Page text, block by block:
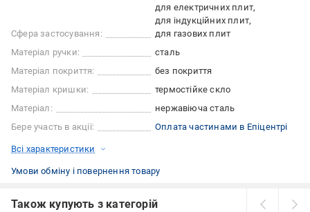
Сфера застосування:
для електричних плит
для індукційних плит
для газових плит
Матеріал ручки:
сталь
Матеріал покриття:
без покриття
Матеріал кришки:
термостійке скло
Матеріал:
нержавіюча сталь
Бере участь в акції:
Оплата частинами в Епіцентрі
Всі характеристики
Умови обміну і повернення товару
Також купують з категорій